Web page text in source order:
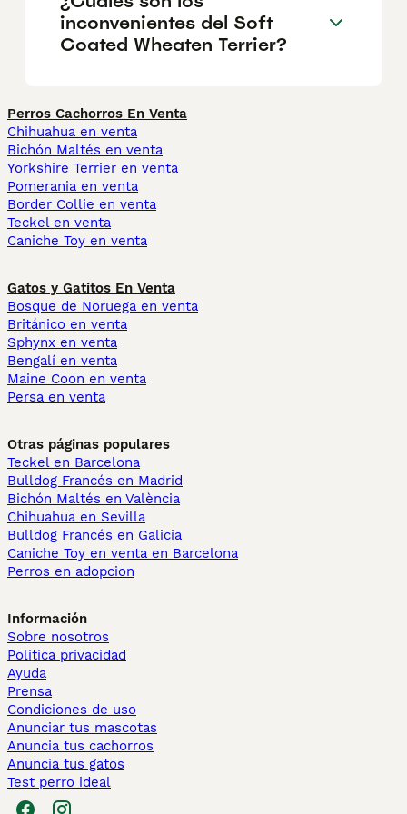
inconvenientes del Soft
Coated Wheaten Terrier?
Perros Cachorros En Venta
Chihuahua en venta
Bichón Maltés en venta
Yorkshire Terrier en venta
Pomerania en venta
Border Collie en venta
Teckel en venta
Caniche Toy en venta
Gatos y Gatitos En Venta
Bosque de Noruega en venta
Británico en venta
Sphynx en venta
Bengalí en venta
Maine Coon en venta
Persa en venta
Otras páginas populares
Teckel en Barcelona
Bulldog Francés en Madrid
Bichón Maltés en València
Chihuahua en Sevilla
Bulldog Francés en Galicia
Caniche Toy en venta en Barcelona
Perros en adopcion
Información
Sobre nosotros
Politica privacidad
Ayuda
Prensa
Condiciones de uso
Anunciar tus mascotas
Anuncia tus cachorros
Anuncia tus gatos
Test perro ideal